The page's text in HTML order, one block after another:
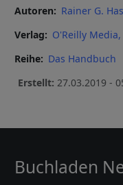
Autoren Rainer G.
Verlag
O'Reilly
Reihe
Das Handbuch
Erstellt: 27.03.2019 -
Buchladen